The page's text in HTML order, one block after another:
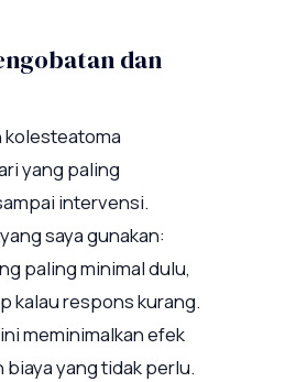
dan
kolesteatoma
yang paling
intervensi.
saya gunakan:
paling minimal dulu,
kalau respons kurang.
meminimalkan efek
biaya yang tidak perlu.